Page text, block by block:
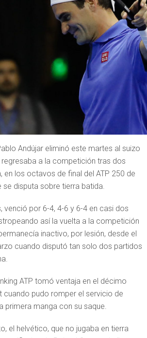
Andújar eliminó este martes al suizo
regresaba a la competición tras dos
en los octavos de final del ATP 250 de
se disputa sobre tierra batida.
venció por 6-4, 4-6 y 6-4 en casi dos
así la vuelta a la competición
inactivo, por lesión, desde el
cuando disputó tan solo dos partidos
ATP tomó ventaja en el décimo
cuando pudo romper el servicio de
primera manga con su saque.
el helvético, que no jugaba en tierra